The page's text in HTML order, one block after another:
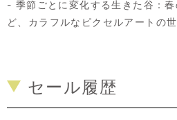
- 季節ごとに変化する生きた谷：
ど、カラフルなピクセルアートの
セール履歴